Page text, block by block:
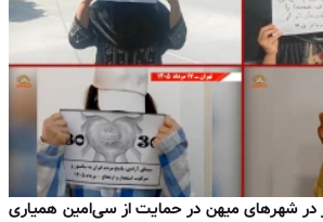
در شهرهای میهن در حمایت از سی‌امین همیاری